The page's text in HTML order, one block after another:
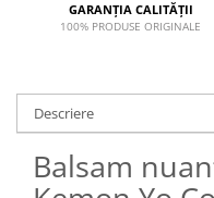
GARANȚIA CALITĂȚII
100% PRODUSE ORIGINALE
Descriere
Balsam